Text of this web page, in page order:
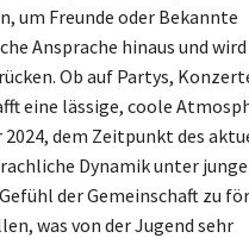
um Freunde oder Bekannte
Ansprache hinaus und
Ob auf Partys,
eine lässige, coole
dem Zeitpunkt des
Dynamik unter
der Gemeinschaft zu
was von der Jugend sehr